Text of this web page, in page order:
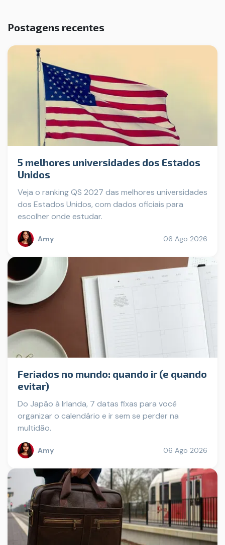
Postagens recentes
5 melhores universidades dos Estados
Unidos
Veja o ranking QS 2027 das melhores universidades
dos Estados Unidos, com dados oficiais para
escolher onde estudar.
Amy 06 Ago 2026
Feriados no mundo: quando ir (e quando
evitar)
Do Japão à Irlanda, 7 datas fixas para você
organizar o calendário e ir sem se perder na
multidão.
Amy 06 Ago 2026